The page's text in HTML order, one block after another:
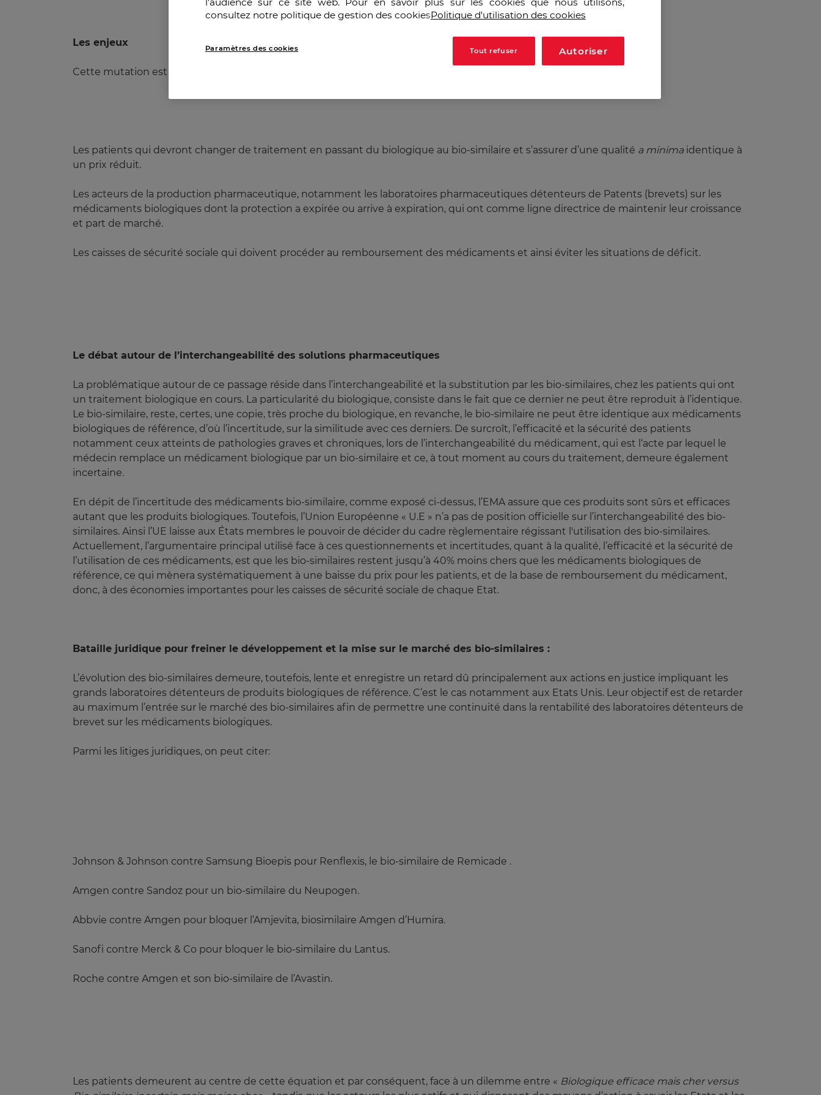
Les enjeux
Cette mutation est d’une importance capitale pour :
Les patients qui devront changer de traitement en passant du biologique au bio-similaire et s’assurer d’une qualité a minimaidentique à
un prix réduit.
Les acteurs de la production pharmaceutique, notamment les laboratoires pharmaceutiques détenteurs de Patents (brevets) sur les
médicaments biologiques dont la protection a expirée ou arrive à expiration, qui ont comme ligne directrice de maintenir leur croissance
et part de marché.
Les caisses de sécurité sociale qui doivent procéder au remboursement des médicaments et ainsi éviter les situations de déficit.
Le débat autour de l’interchangeabilité des solutions pharmaceutiques
La problématique autour de ce passage réside dans l’interchangeabilité et la substitution par les bio-similaires, chez les patients qui ont
un traitement biologique en cours. La particularité du biologique, consiste dans le fait que ce dernier ne peut être reproduit à l’identique.
Le bio-similaire, reste, certes, une copie, très proche du biologique, en revanche, le bio-similaire ne peut être identique aux médicaments
biologiques de référence, d’où l’incertitude, sur la similitude avec ces derniers. De surcroît, l’efficacité et la sécurité des patients
notamment ceux atteints de pathologies graves et chroniques, lors de l’interchangeabilité du médicament, qui est l‘acte par lequel le
médecin remplace un médicament biologique par un bio-similaire et ce, à tout moment au cours du traitement, demeure également
incertaine.
En dépit de l’incertitude des médicaments bio-similaire, comme exposé ci-dessus, l’EMA assure que ces produits sont sûrs et efficaces
autant que les produits biologiques. Toutefois, l’Union Européenne « U.E » n’a pas de position officielle sur l’interchangeabilité des bio-
similaires. Ainsi l’UE laisse aux États membres le pouvoir de décider du cadre règlementaire régissant l'utilisation des bio-similaires.
Actuellement, l’argumentaire principal utilisé face à ces questionnements et incertitudes, quant à la qualité, l’efficacité et la sécurité de
l’utilisation de ces médicaments, est que les bio-similaires restent jusqu’à 40% moins chers que les médicaments biologiques de
référence, ce qui mènera systématiquement à une baisse du prix pour les patients, et de la base de remboursement du médicament,
donc, à des économies importantes pour les caisses de sécurité sociale de chaque Etat.
Bataille juridique pour freiner le développement et la mise sur le marché des bio-similaires :
L’évolution des bio-similaires demeure, toutefois, lente et enregistre un retard dû principalement aux actions en justice impliquant les
grands laboratoires détenteurs de produits biologiques de référence. C’est le cas notamment aux Etats Unis. Leur objectif est de retarder
au maximum l’entrée sur le marché des bio-similaires afin de permettre une continuité dans la rentabilité des laboratoires détenteurs de
brevet sur les médicaments biologiques.
Parmi les litiges juridiques, on peut citer:
Johnson & Johnson contre Samsung Bioepis pour Renflexis, le bio-similaire de Remicade .
Amgen contre Sandoz pour un bio-similaire du Neupogen.
Abbvie contre Amgen pour bloquer l’Amjevita, biosimilaire Amgen d’Humira.
Sanofi contre Merck & Co pour bloquer le bio-similaire du Lantus.
Roche contre Amgen et son bio-similaire de l’Avastin.
Les patients demeurent au centre de cette équation et par conséquent, face à un dilemme entre « Biologique efficace mais cher versus
consultez notre politique de gestion des cookiesPolitique d'utilisation des cookies
Paramètres des cookies Tout refuser Autoriser